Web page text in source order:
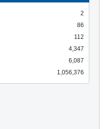
2
86
112
4,347
6,087
1,056,376